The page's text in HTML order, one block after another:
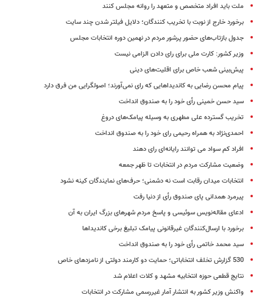
ملت باید افراد متخصص و متعهد را روانه مجلس کنند
برخورد خارج از نوبت با تخریب کنندگان؛ دلایل فیلتر شدن چند سایت
جدول بازتاب‌های حضور پرشور مردم در نهمین دوره انتخابات مجلس
وزیر کشور: کارت ملی برای رای دادن الزامی نیست
پیش‌بینی شعب خاص برای اقلیت‌های دینی
پیام محسن رضایی به کاندیداهایی که رای نمی‌آورند؛ اصولگرایی من فرق دارد
سید حسن خمینی رأی خود را به صندوق انداخت
تخریب گسترده علی مطهری به وسیله پیامک‌های دروغ
احمدی‌‌نژاد به همراه رحیمی رای خود را به صندوق انداخت
افراد کم سواد می توانند رایانه‌ای رای دهند
وضعیت مشارکت مردم در انتخابات تا ظهر جمعه
انتخابات میدان رقابت است نه دشمنی؛ حرف‌های نمایندگان کینه نشود
پیرمرد همدانی پای صندوق رأی از دنیا رفت
ادعای مقاله‌نویس سوئیسی و پاسخ مردم شهرهای بزرگ ایران به آن
برخورد با ارسال‌کنندگان غیرقانونی پیامک تبلیغ برخی کاندیداها
سید محمد خاتمی رأی خود را به صندوق انداخت
530 گزارش تخلف انتخاباتی؛ حمایت دو کارمند دولتی از نامزدهای خاص
نتایج قطعی حوزه انتخابیه مشهد و کلات اعلام شد
واکنش وزیر کشور به انتشار آمار غیررسمی مشارکت در انتخابات